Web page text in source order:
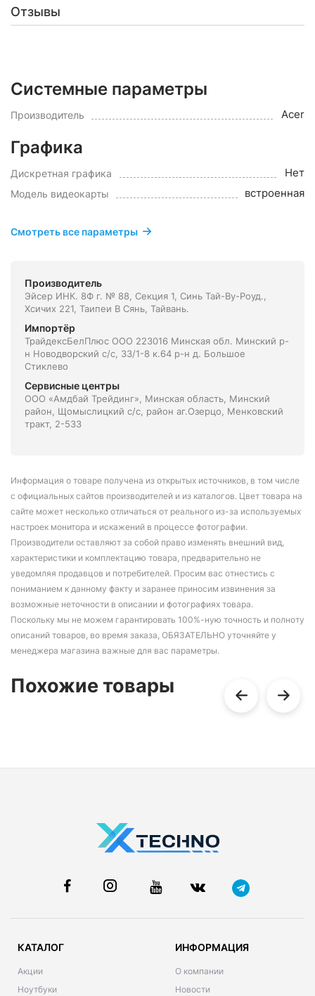
Отзывы
Системные параметры
Производитель Acer
Графика
Дискретная графика Нет
Модель видеокарты встроенная
Смотреть все параметры
Производитель
Эйсер ИНК. 8Ф г. № 88, Секция 1, Синь Тай-Ву-Роуд.,
Хсичих 221, Таипеи В Сянь, Тайвань.
Импортёр
ТрайдексБелПлюс ООО 223016 Минская обл. Минский р-
н Новодворский с/с, 33/1-8 к.64 р-н д. Большое
Стиклево
Сервисные центры
ООО «Амдбай Трейдинг», Минская область, Минский
район, Щомыслицкий с/с, район аг.Озерцо, Менковский
тракт, 2-533
Информация о товаре получена из открытых источников, в том числе
с официальных сайтов производителей и из каталогов. Цвет товара на
сайте может несколько отличаться от реального из-за используемых
настроек монитора и искажений в процессе фотографии.
Производители оставляют за собой право изменять внешний вид,
характеристики и комплектацию товара, предварительно не
уведомляя продавцов и потребителей. Просим вас отнестись с
пониманием к данному факту и заранее приносим извинения за
возможные неточности в описании и фотографиях товара.
Поскольку мы не можем гарантировать 100%-ную точность и полноту
описаний товаров, во время заказа, ОБЯЗАТЕЛЬНО уточняйте у
менеджера магазина важные для вас параметры.
Похожие товары
КАТАЛОГ
Акции
Ноутбуки
ИНФОРМАЦИЯ
О компании
Новости